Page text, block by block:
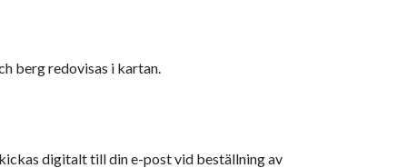
berg redovisas i kartan.
digitalt till din e-post vid beställning av